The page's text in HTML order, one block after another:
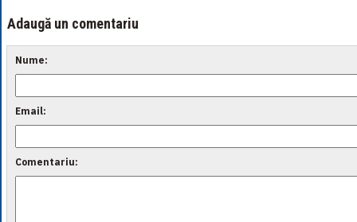
Adaugă un comentariu
Nume:
Email:
Comentariu: